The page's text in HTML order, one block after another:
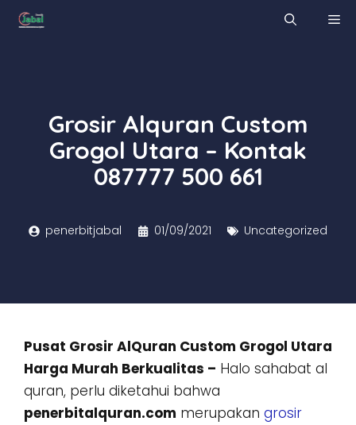
Skip
Grosir Alquran Custom
Grogol Utara – Kontak
087777 500 661
penerbitjabal 01/09/2021 Uncategorized
Pusat Grosir AlQuran Custom Grogol Utara
Harga Murah Berkualitas – Halo sahabat al
quran, perlu diketahui bahwa
penerbitalquran.com merupakan grosir